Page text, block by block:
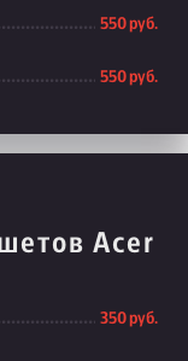
550 руб.
550 руб.
Acer
350 руб.